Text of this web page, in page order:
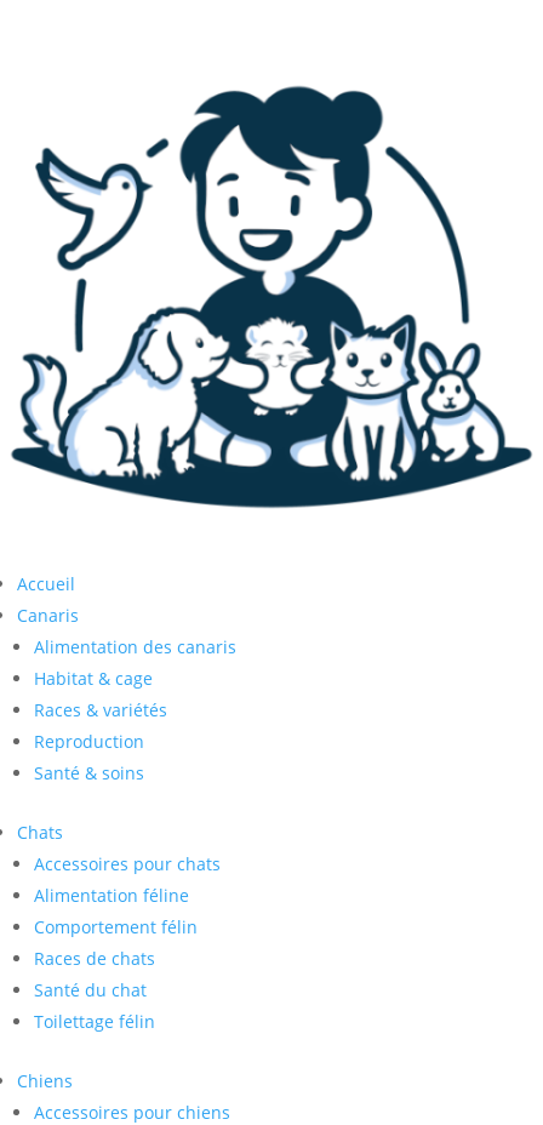
Accueil
Canaris
Alimentation des canaris
Habitat & cage
Races & variétés
Reproduction
Santé & soins
Chats
Accessoires pour chats
Alimentation féline
Comportement félin
Races de chats
Santé du chat
Toilettage félin
Chiens
Accessoires pour chiens